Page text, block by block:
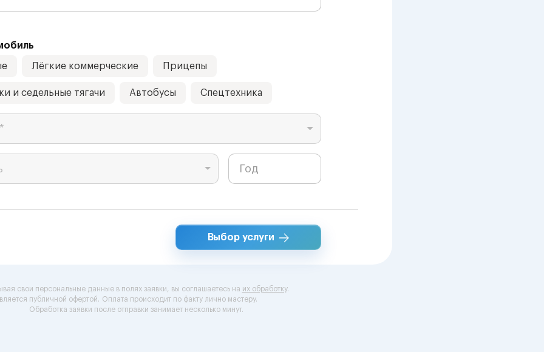
Лёгкие коммерческие Прицепы
и седельные тягачи Автобусы Спецтехника
Выбор услуги
свои персональные данные в полях заявки, вы соглашаетесь на их обработку.
публичной офертой. Оплата происходит по факту лично мастеру.
Обработка заявки после отправки занимает несколько минут.